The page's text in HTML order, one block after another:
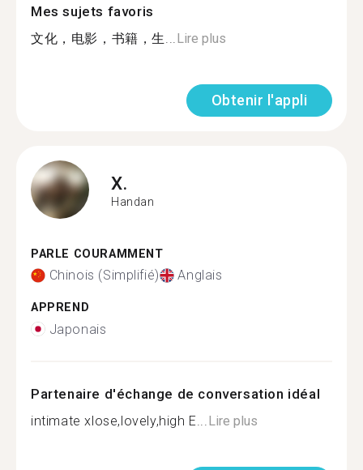
Mes sujets favoris
文化，电影，书籍，生... Lire plus
Obtenir l'appli
X.
Handan
PARLE COURAMMENT
Chinois (Simplifié) Anglais
APPREND
Japonais
Partenaire d'échange de conversation idéal
intimate xlose,lovely,high E... Lire plus